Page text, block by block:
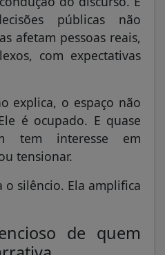
públicas não
afetam pessoas reais,
com expectativas
explica, o espaço não
é ocupado. E quase
tem interesse em
tensionar.
silêncio. Ela amplifica
de quem